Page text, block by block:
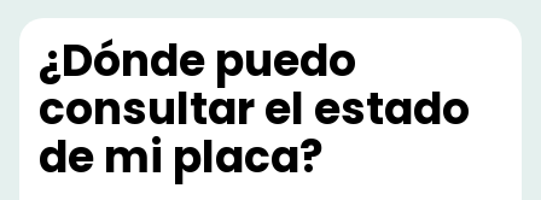
¿Dónde puedo
consultar el estado
de mi placa?